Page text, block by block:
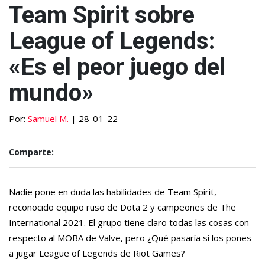
Team Spirit sobre
League of Legends:
«Es el peor juego del
mundo»
Por: Samuel M. | 28-01-22
Comparte:
Nadie pone en duda las habilidades de Team Spirit,
reconocido equipo ruso de Dota 2 y campeones de The
International 2021. El grupo tiene claro todas las cosas con
respecto al MOBA de Valve, pero ¿Qué pasaría si los pones
a jugar League of Legends de Riot Games?